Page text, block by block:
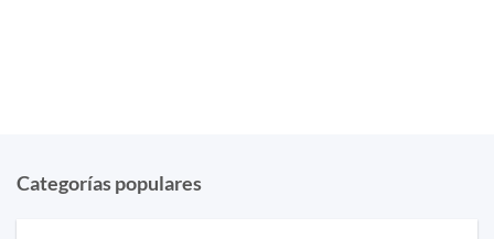
Categorías populares